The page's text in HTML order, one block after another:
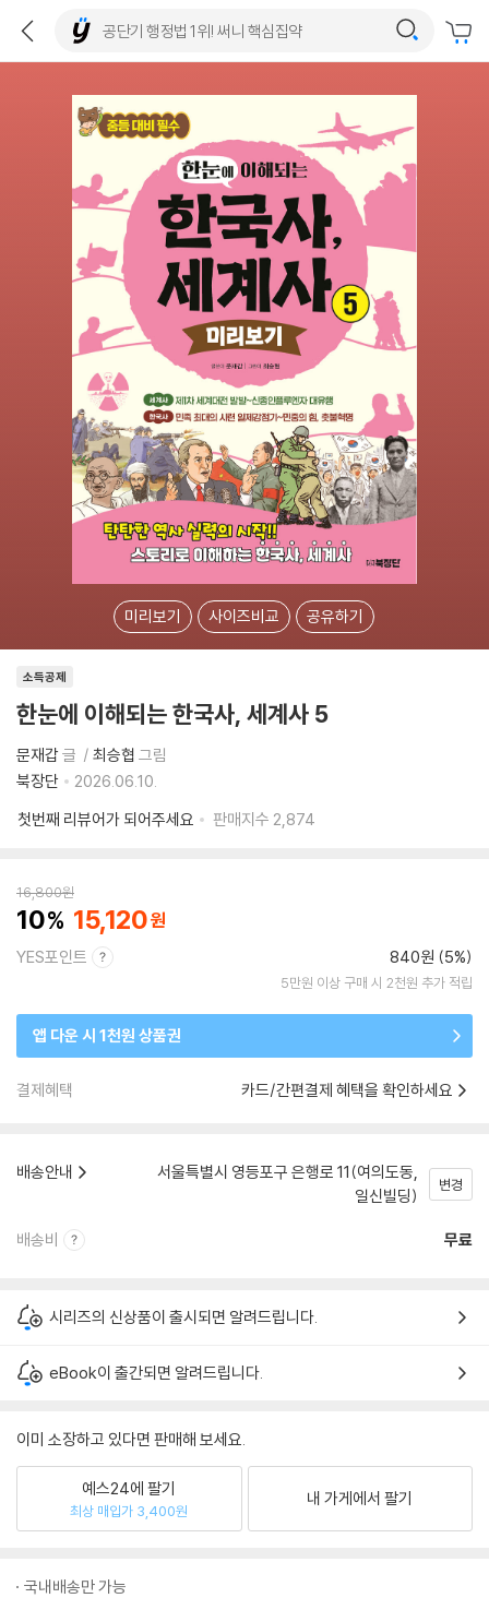
미리보기 사이즈비교 공유하기
소득공제
한눈에 이해되는 한국사, 세계사 5
문재갑 글 최승협 그림
북장단
2026.06.10.
첫번째 리뷰어가 되어주세요
판매지수 2,874
16,800원
10 15,120
YES포인트 840원 (5%)
5만원 이상 구매 시 2천원 추가 적립
앱 다운 시 1천원 상품권
결제혜택 카드/간편결제 혜택을 확인하세요
배송안내
서울특별시 영등포구 은행로 11(여의도동,
일신빌딩)
변경
배송비 무료
시리즈의 신상품이 출시되면 알려드립니다.
eBook이 출간되면 알려드립니다.
이미 소장하고 있다면 판매해 보세요.
예스24에 팔기
최상 매입가 3,400원
내 가게에서 팔기
국내배송만 가능